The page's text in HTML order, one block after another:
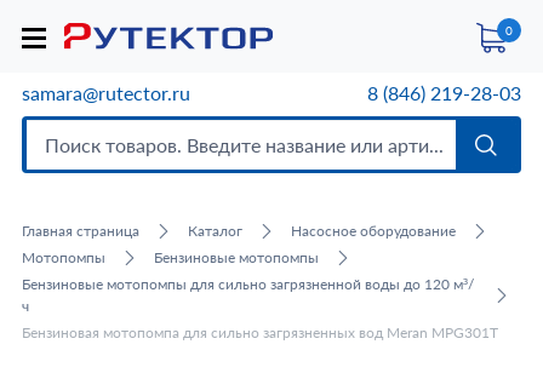
0
samara@rutector.ru 8 (846) 219-28-03
Главная страница Каталог
Насосное оборудование
Мотопомпы
Бензиновые мотопомпы
Бензиновые мотопомпы для сильно загрязненной воды до 120 м³/
ч
Бензиновая мотопомпа для сильно загрязненных вод Meran MPG301T